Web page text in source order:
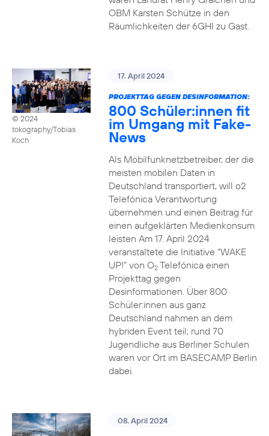
OBM Karsten Schütze in den
Räumlichkeiten der 6GHI zu Gast.
© 2024
tokography/Tobias
Koch
17. April 2024
PROJEKTTAG GEGEN DESINFORMATION:
800 Schüler:innen fit
im Umgang mit Fake-
News
Als Mobilfunknetzbetreiber, der die
meisten mobilen Daten in
Deutschland transportiert, will o2
Telefónica Verantwortung
übernehmen und einen Beitrag für
einen aufgeklärten Medienkonsum
leisten Am 17. April 2024
veranstaltete die Initiative “WAKE
UP!” von O2Telefónica einen
Projekttag gegen
Desinformationen. Über 800
Schüler:innen aus ganz
Deutschland nahmen an dem
hybriden Event teil; rund 70
Jugendliche aus Berliner Schulen
waren vor Ort im BASECAMP Berlin
dabei.
08. April 2024